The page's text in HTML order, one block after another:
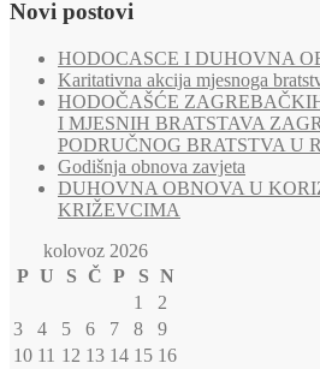
Novi postovi
HODOCASCE I DUHOVNA
Karitativna akcija mjesnoga
HODOČAŠĆE
I MJESNIH BRATSTAVA
PODRUČNOG BRATSTVA U
Godišnja obnova zavjeta
DUHOVNA OBNOVA U
KRIŽEVCIMA
kolovoz 2026
P U S Č P S N
1
2
3
4 5 6 7 8
9
10 11 12 13 14 15 16